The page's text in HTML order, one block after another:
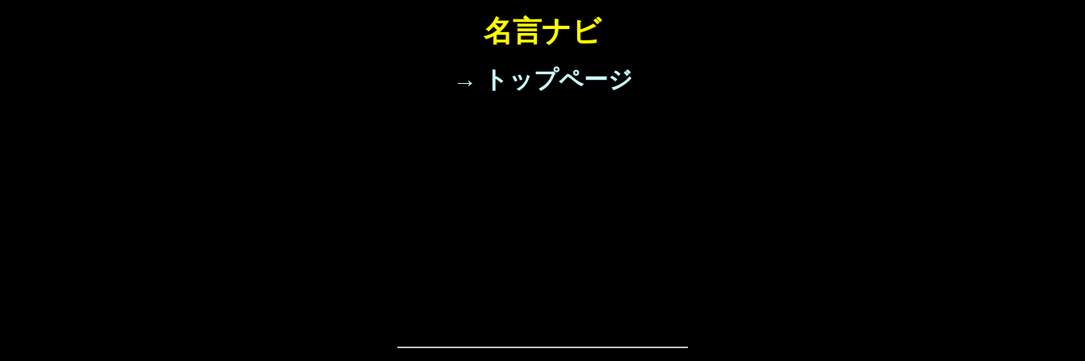
名言ナビ
→ トップページ